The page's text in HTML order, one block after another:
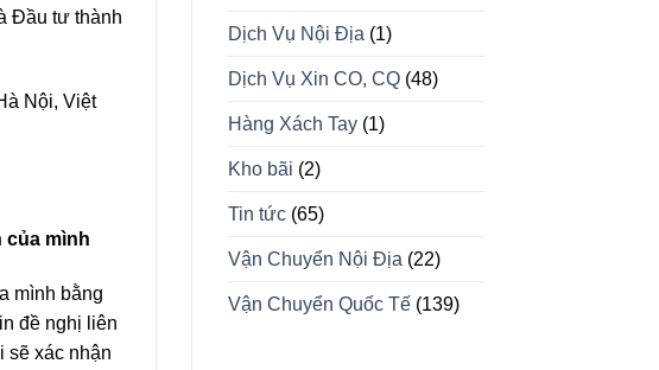
Đầu tư thành
Nội, Việt
của mình
mình bằng
đề nghị liên
sẽ xác nhận
Dịch Vụ Nội Địa (1)
Dịch Vụ Xin CO, CQ(48)
Hàng Xách Tay(1)
Kho bãi (2)
Tin tức(65)
Vận Chuyển Nội Địa (22)
Vận Chuyển Quốc Tế(139)